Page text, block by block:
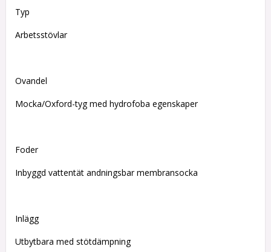
Typ
Arbetsstövlar
Ovandel
Mocka/Oxford-tyg med hydrofoba egenskaper
Foder
Inbyggd vattentät andningsbar membransocka
Inlägg
Utbytbara med stötdämpning